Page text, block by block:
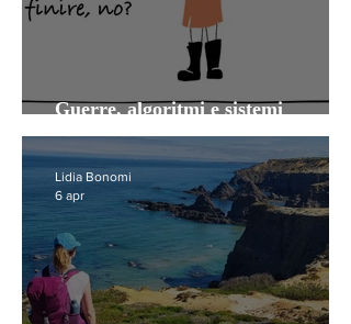
Guerre, algoritmi e sistemi
antiquati
Lidia Bonomi
6 apr